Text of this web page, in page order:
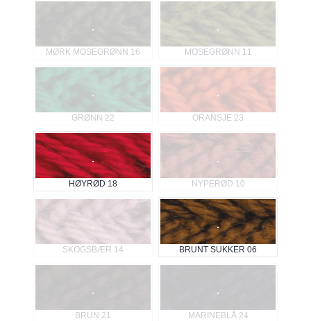
MØRK MOSEGRØNN 16 MOSEGRØNN 11
GRØNN 22 ORANSJE 23
HØYRØD 18 NYPERØD 10
SKOGSBÆR 14 BRUNT SUKKER 06
BRUN 21 MARINEBLÅ 24